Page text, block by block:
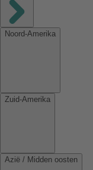
Noord-Amerika
Zuid-Amerika
Azië / Midden oosten